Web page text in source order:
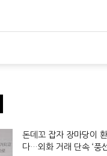
돈데꼬 잡자 장마당이
다…외화 거래 단속 ‘풍